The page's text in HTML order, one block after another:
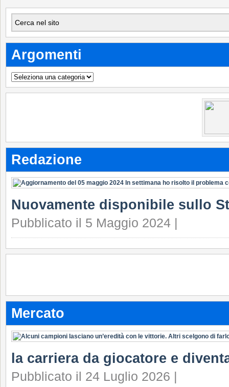
Argomenti
Argomenti
Redazione
Nuovamente disponibile sullo
Pubblicato il 5 Maggio 2024 |
Mercato
la carriera da giocatore e
Pubblicato il 24 Luglio 2026 |